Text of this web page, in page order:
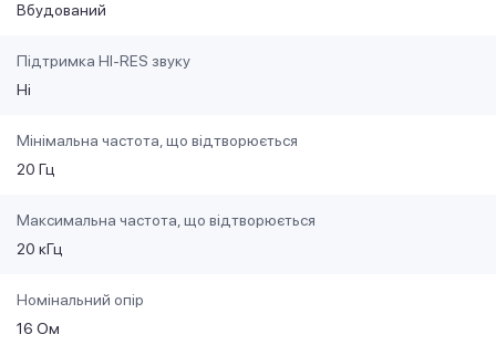
Вбудований
Підтримка HI-RES звуку
Ні
Мінімальна частота, що відтворюється
20 Гц
Максимальна частота, що відтворюється
20 кГц
Номінальний опір
16 Ом